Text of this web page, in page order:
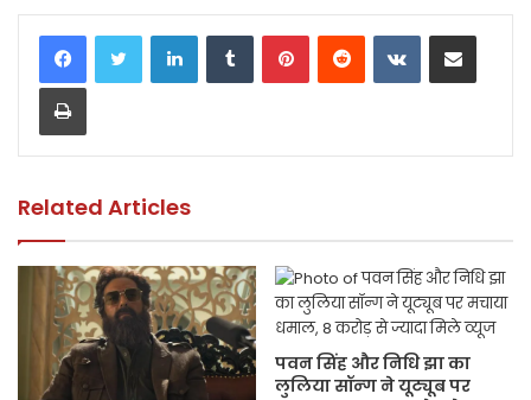
c
e
b
o
k
itt
er
a
ts
p
ai
l
p
y
n
ar
e
LinkedInTumblrPinterestReddit VKontakteShare via Email
Print
Related Articles
पवन सिंह और निधि झा का
लुलिया सॉन्ग ने यूट्यूब पर